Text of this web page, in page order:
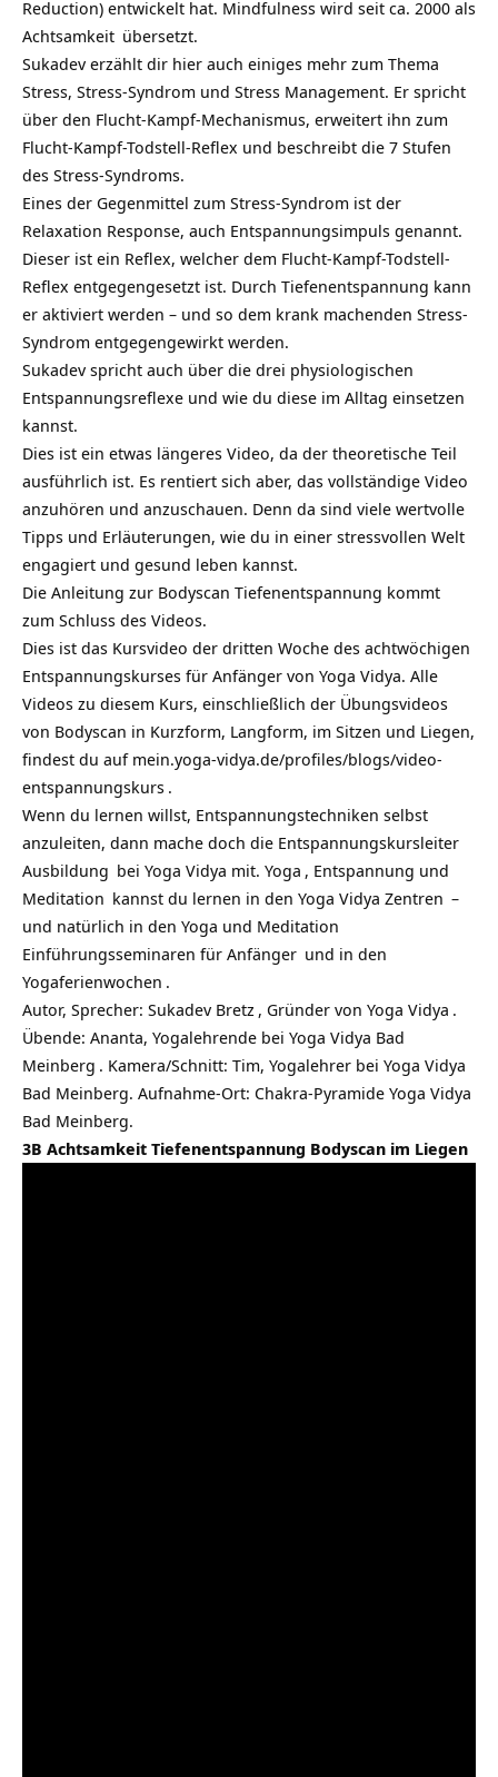
Reduction) entwickelt hat. Mindfulness wird seit ca. 2000 als
Achtsamkeit übersetzt.
Sukadev erzählt dir hier auch einiges mehr zum Thema
Stress, Stress-Syndrom und Stress Management. Er spricht
über den Flucht-Kampf-Mechanismus, erweitert ihn zum
Flucht-Kampf-Todstell-Reflex und beschreibt die 7 Stufen
des Stress-Syndroms.
Eines der Gegenmittel zum Stress-Syndrom ist der
Relaxation Response, auch Entspannungsimpuls genannt.
Dieser ist ein Reflex, welcher dem Flucht-Kampf-Todstell-
Reflex entgegengesetzt ist. Durch Tiefenentspannung kann
er aktiviert werden – und so dem krank machenden Stress-
Syndrom entgegengewirkt werden.
Sukadev spricht auch über die drei physiologischen
Entspannungsreflexe und wie du diese im Alltag einsetzen
kannst.
Dies ist ein etwas längeres Video, da der theoretische Teil
ausführlich ist. Es rentiert sich aber, das vollständige Video
anzuhören und anzuschauen. Denn da sind viele wertvolle
Tipps und Erläuterungen, wie du in einer stressvollen Welt
engagiert und gesund leben kannst.
Die Anleitung zur Bodyscan Tiefenentspannung kommt
zum Schluss des Videos.
Dies ist das Kursvideo der dritten Woche des achtwöchigen
Entspannungskurses für Anfänger von Yoga Vidya. Alle
Videos zu diesem Kurs, einschließlich der Übungsvideos
von Bodyscan in Kurzform, Langform, im Sitzen und Liegen,
findest du auf mein.yoga-vidya.de/profiles/blogs/video-
entspannungskurs .
Wenn du lernen willst, Entspannungstechniken selbst
anzuleiten, dann mache doch die Entspannungskursleiter
Ausbildung bei Yoga Vidya mit. Yoga , Entspannung und
Meditation kannst du lernen in den Yoga Vidya Zentren –
und natürlich in den Yoga und Meditation
Einführungsseminaren für Anfänger und in den
Yogaferienwochen .
Autor, Sprecher: Sukadev Bretz , Gründer von Yoga Vidya .
Übende: Ananta, Yogalehrende bei Yoga Vidya Bad
Meinberg . Kamera/Schnitt: Tim, Yogalehrer bei Yoga Vidya
Bad Meinberg. Aufnahme-Ort: Chakra-Pyramide Yoga Vidya
Bad Meinberg.
3B Achtsamkeit Tiefenentspannung Bodyscan im Liegen